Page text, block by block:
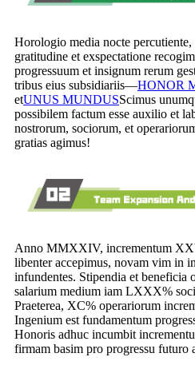
Horologio media nocte
gratitudine et exspectatione
progressuum et insignum rerum
tribus eius subsidiariis—HONOR
etUNUS MUNDUSScimus
possibilem factum esse auxilio et
nostrorum, sociorum, et
gratias agimus!
Anno MMXXIV, incrementum
libenter accepimus, novam vim in
infundentes. Stipendia et beneficia
salarium medium iam LXXX%
Praeterea, XC% operariorum
Ingenium est fundamentum
Honoris adhuc incumbit
firmam basim pro progressu futuro